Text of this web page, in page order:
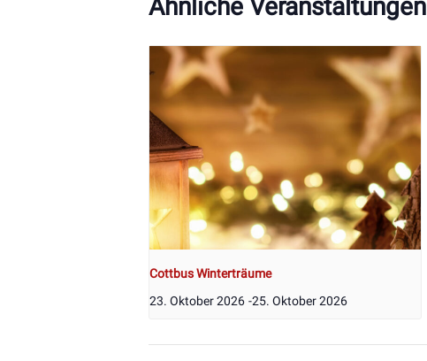
Ähnliche Veranstaltungen
Cottbus Winterträume
23. Oktober 2026 -25. Oktober 2026